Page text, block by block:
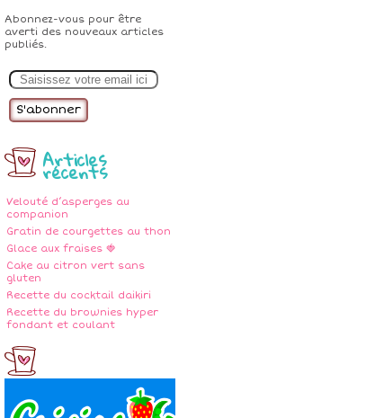
Abonnez-vous pour être
averti des nouveaux articles
publiés.
m
Articles
récents
Velouté d’asperges au
companion
Gratin de courgettes au thon
Glace aux fraises 🍓
Cake au citron vert sans
gluten
Recette du cocktail daikiri
Recette du brownies hyper
fondant et coulant